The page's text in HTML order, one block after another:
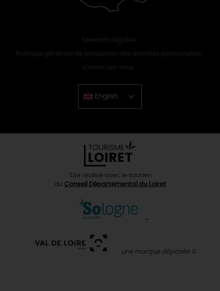
Mentions légales
Politique générale de protection des données personnelles
Contactez-nous
English
Chinese
Site réalisé avec le soutien
du Conseil Départemental du Loiret
une marque déposée ©